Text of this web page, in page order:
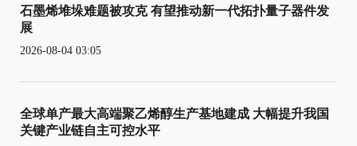
石墨烯堆垛难题被攻克 有望推动新一代拓扑量子器件发
展
2026-08-04 03:05
全球单产最大高端聚乙烯醇生产基地建成 大幅提升我国
关键产业链自主可控水平